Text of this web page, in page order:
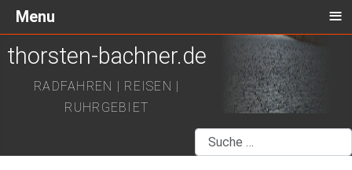
thorsten-bachner.de
RADFAHREN | REISEN |
RUHRGEBIET
Suchen
Menu ≡